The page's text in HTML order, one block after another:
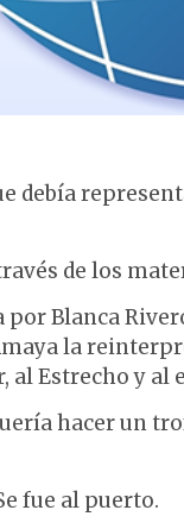
debía
de los
Blanca
la
al Estrecho y
hacer un
fue al puerto.